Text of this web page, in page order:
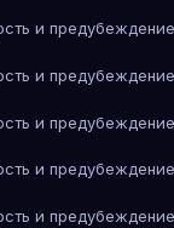
и предубеждение
и предубеждение
и предубеждение
и предубеждение
и предубеждение